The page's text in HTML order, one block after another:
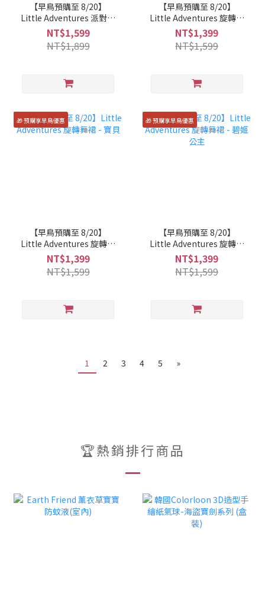
【早鳥預購至 8/20】
Little Adventures 派對洋
裝 - 仙杜瑞拉
NT$1,599
NT$1,899
【早鳥預購至 8/20】
Little Adventures 旋轉舞
裙 - 魔法學院
NT$1,399
NT$1,599
🎁 預購享早鳥優惠
【早鳥預購至 8/20】
Little Adventures 旋轉舞
裙 - 寶貝
NT$1,399
NT$1,599
🎁 預購享早鳥優惠
【早鳥預購至 8/20】
Little Adventures 旋轉舞
裙 - 碧姬公主
NT$1,399
NT$1,599
1 2 3 4 5 »
🏆熱銷排行商品